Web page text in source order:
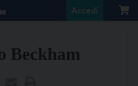
Accedi
Beckham